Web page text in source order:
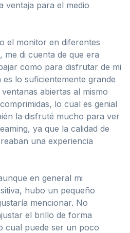
ventaja para el medio
el monitor en diferentes
me di cuenta de que era
como para disfrutar de mi
lo suficientemente grande
abiertas al mismo
lo cual es genial
la disfruté mucho para ver
ya que la calidad de
una experiencia
en general mi
hubo un pequeño
mencionar. No
el brillo de forma
cual puede ser un poco